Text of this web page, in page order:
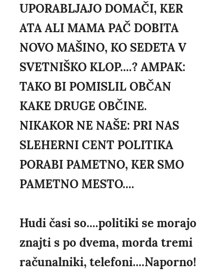
UPORABLJAJO DOMAČI, KER
ATA ALI MAMA PAČ DOBITA
NOVO MAŠINO, KO SEDETA V
SVETNIŠKO KLOP....? AMPAK:
TAKO BI POMISLIL OBČAN
KAKE DRUGE OBČINE.
NIKAKOR NE NAŠE: PRI NAS
SLEHERNI CENT POLITIKA
PORABI PAMETNO, KER SMO
PAMETNO MESTO....
Hudi časi so....politiki se morajo
znajti s po dvema, morda tremi
računalniki, telefoni....Naporno!